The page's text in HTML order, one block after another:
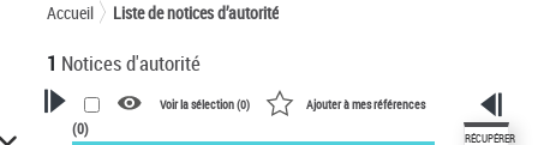
Accueil Liste de notices d’autorité
1 Notices d'autorité
Voir la sélection (0) Ajouter à mes références
(0)
RÉCUPÉRER